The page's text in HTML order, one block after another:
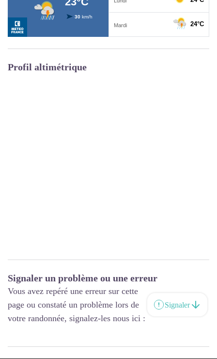
Profil altimétrique
Signaler un problème ou une erreur
Vous avez repéré une erreur sur cette
page ou constaté un problème lors de
votre randonnée, signalez-les nous ici :
Signaler